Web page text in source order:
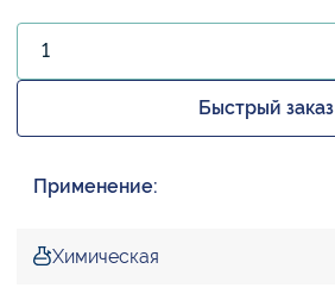
Быстрый заказ
Применение:
Химическая